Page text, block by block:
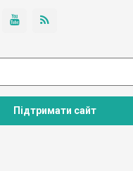
Підтримати сайт